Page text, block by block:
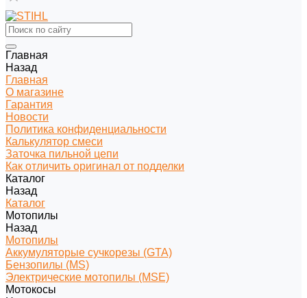
Главная
Назад
Главная
О магазине
Гарантия
Новости
Политика конфиденциальности
Калькулятор смеси
Заточка пильной цепи
Как отличить оригинал от подделки
Каталог
Назад
Каталог
Мотопилы
Назад
Мотопилы
Аккумуляторые сучкорезы (GTA)
Бензопилы (MS)
Электрические мотопилы (MSE)
Мотокосы